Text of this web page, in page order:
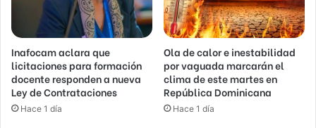
Inafocam aclara que
licitaciones para formación
docente responden a nueva
Ley de Contrataciones
Hace 1 día
Ola de calor e inestabilidad
por vaguada marcarán el
clima de este martes en
República Dominicana
Hace 1 día